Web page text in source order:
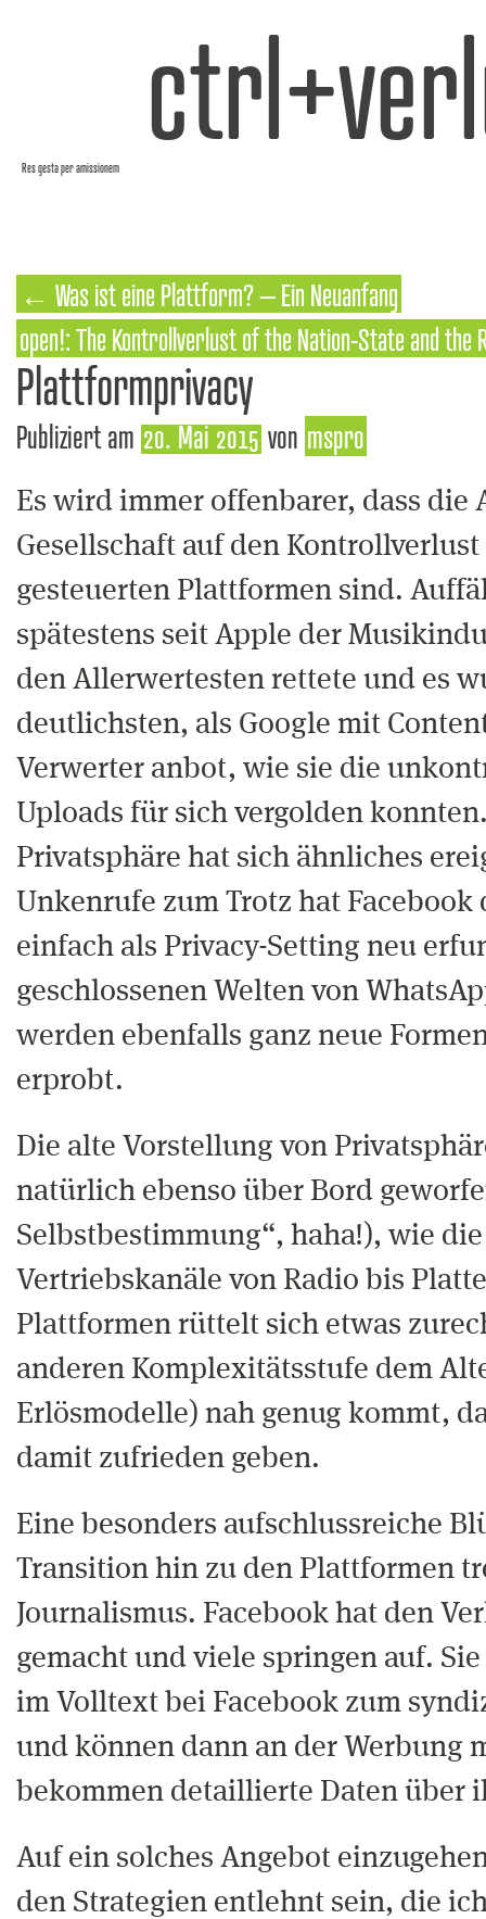
Res gesta per amissionem
← Was ist eine Plattform? – Ein Neuanfang
open!: The Kontrollverlust of the Nation-State and
Plattformprivacy
Publiziert am 20. Mai 2015 von mspro
Es wird immer offenbarer, dass die
Gesellschaft auf den
gesteuerten Plattformen sind.
spätestens seit Apple der
den Allerwertesten rettete und es
deutlichsten, als Google mit
Verwerter anbot, wie sie die
Uploads für sich vergolden
Privatsphäre hat sich ähnliches
Unkenrufe zum Trotz hat Facebook
einfach als Privacy-Setting neu
geschlossenen Welten von
werden ebenfalls ganz neue
erprobt.
Die alte Vorstellung von
natürlich ebenso über Bord
Selbstbestimmung“, haha!), wie
Vertriebskanäle von Radio bis
Plattformen rüttelt sich etwas
anderen Komplexitätsstufe dem
Erlösmodelle) nah genug kommt,
damit zufrieden geben.
Eine besonders aufschlussreiche
Transition hin zu den Plattformen
Journalismus. Facebook hat den
gemacht und viele springen auf.
im Volltext bei Facebook zum
und können dann an der Werbung
bekommen detaillierte Daten über
Auf ein solches Angebot
den Strategien entlehnt sein, die